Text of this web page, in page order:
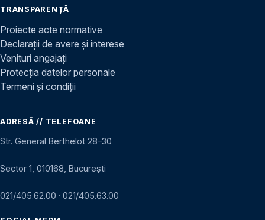
TRANSPARENȚĂ
Proiecte acte normative
Declarații de avere și interese
Venituri angajați
Protecția datelor personale
Termeni și condiții
ADRESĂ // TELEFOANE
Str. General Berthelot 28–30
Sector 1, 010168, București
021/405.62.00 · 021/405.63.00